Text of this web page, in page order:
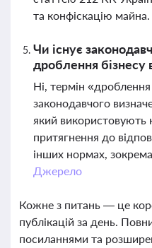
та конфіскацію майна.
Чи існує
дроблення бізнесу
Ні, термін
законодавчого
який використовують
притягнення до
інших нормах,
Джерело
Кожне з питань — це
публікацій за день.
посиланнями та